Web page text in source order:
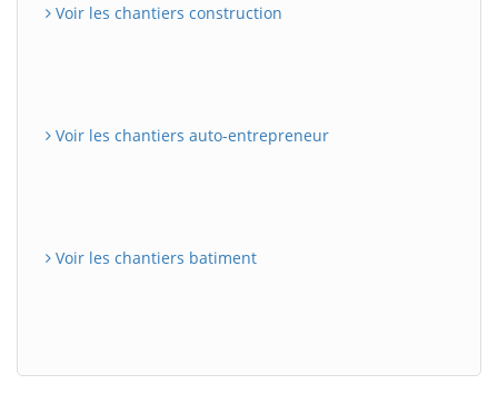
Voir les chantiers construction
Voir les chantiers auto-entrepreneur
Voir les chantiers batiment